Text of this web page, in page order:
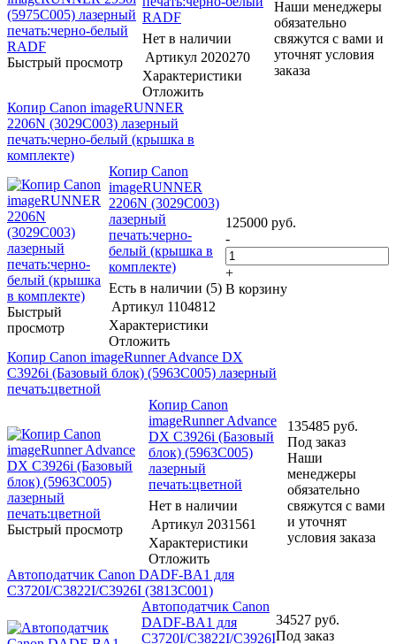
Быстрый просмотр
RADF
Нет в наличии
Артикул 2020270
Характеристики
Отложить
Наши менеджеры
обязательно
свяжутся с вами и
уточнят условия
заказа
Копир Canon imageRUNNER
2206N (3029C003) лазерный
печать:черно-белый (крышка в
комплекте)
Быстрый
просмотр
Копир Canon
imageRUNNER
2206N (3029C003)
лазерный
печать:черно-
белый (крышка в
комплекте)
Есть в наличии (5)
Артикул 1104812
Характеристики
Отложить
125000 руб.
-
+
В корзину
Копир Canon imageRunner Advance DX
C3926i (Базовый блок) (5963C005) лазерный
печать:цветной
Быстрый просмотр
Копир Canon
imageRunner Advance
DX C3926i (Базовый
блок) (5963C005)
лазерный
печать:цветной
Нет в наличии
Артикул 2031561
Характеристики
Отложить
135485 руб.
Под заказ
Наши
менеджеры
обязательно
свяжутся с вами
и уточнят
условия заказа
Автоподатчик Canon DADF-BA1 для
C3720I/C3822I/C3926I (3813C001)
Автоподатчик Canon
DADF-BA1 для
C3720I/C3822I/C3926I
34527 руб.
Под заказ